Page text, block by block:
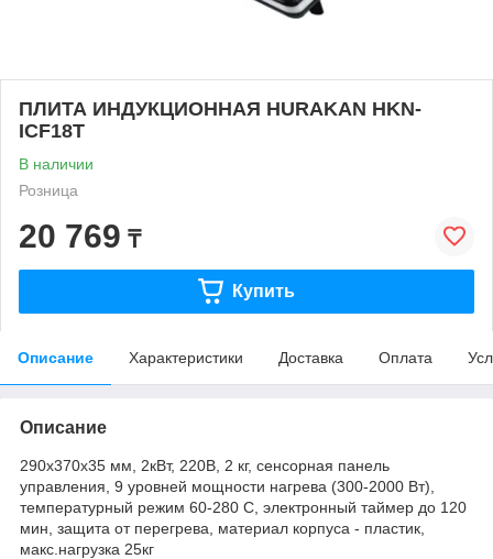
ПЛИТА ИНДУКЦИОННАЯ HURAKAN HKN-
ICF18T
В наличии
Розница
20 769 ₸
Купить
Описание Характеристики Доставка Оплата
Описание
290x370x35 мм, 2кВт, 220В, 2 кг, сенсорная панель
управления, 9 уровней мощности нагрева (300-2000 Вт),
температурный режим 60-280 С, электронный таймер до 120
мин, защита от перегрева, материал корпуса - пластик,
макс.нагрузка 25кг